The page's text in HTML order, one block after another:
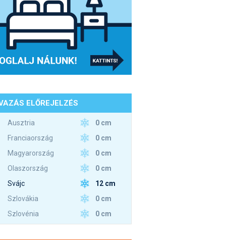
ELŐREJELZÉS
Ausztria
0 cm
Franciaország
0 cm
Magyarország
0 cm
Olaszország
0 cm
Svájc
12 cm
Szlovákia
0 cm
Szlovénia
0 cm